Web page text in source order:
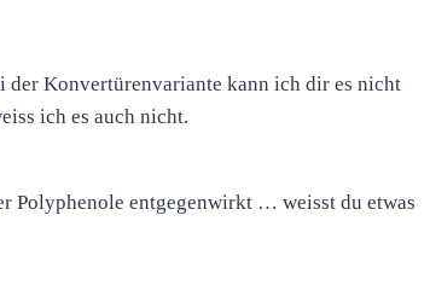
der Konvertürenvariante kann ich dir es nicht
ich es auch nicht.
Polyphenole entgegenwirkt … weisst du etwas